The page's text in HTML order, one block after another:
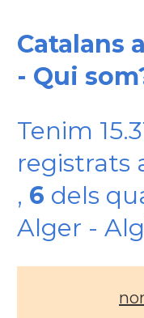
Catalans
- Qui
Tenim
registrats
, 6 dels
Alger -